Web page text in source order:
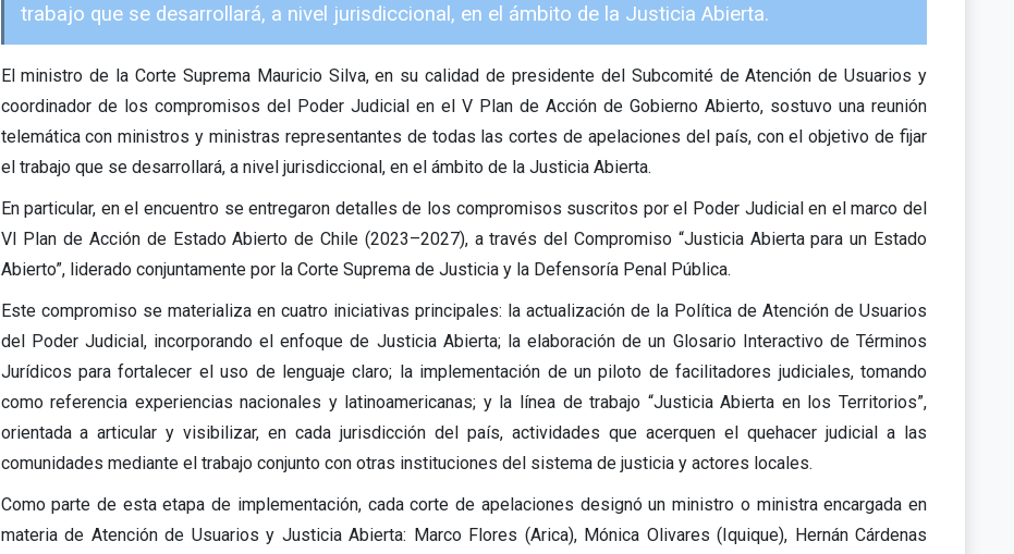
trabajo que se desarrollará, a nivel jurisdiccional, en el ámbito de la Justicia Abierta.
El ministro de la Corte Suprema Mauricio Silva, en su calidad de presidente del Subcomité de Atención de Usuarios y
coordinador de los compromisos del Poder Judicial en el V Plan de Acción de Gobierno Abierto, sostuvo una reunión
telemática con ministros y ministras representantes de todas las cortes de apelaciones del país, con el objetivo de fijar
el trabajo que se desarrollará, a nivel jurisdiccional, en el ámbito de la Justicia Abierta.
En particular, en el encuentro se entregaron detalles de los compromisos suscritos por el Poder Judicial en el marco del
VI Plan de Acción de Estado Abierto de Chile (2023–2027), a través del Compromiso “Justicia Abierta para un Estado
Abierto”, liderado conjuntamente por la Corte Suprema de Justicia y la Defensoría Penal Pública.
Este compromiso se materializa en cuatro iniciativas principales: la actualización de la Política de Atención de Usuarios
del Poder Judicial, incorporando el enfoque de Justicia Abierta; la elaboración de un Glosario Interactivo de Términos
Jurídicos para fortalecer el uso de lenguaje claro; la implementación de un piloto de facilitadores judiciales, tomando
como referencia experiencias nacionales y latinoamericanas; y la línea de trabajo “Justicia Abierta en los Territorios”,
orientada a articular y visibilizar, en cada jurisdicción del país, actividades que acerquen el quehacer judicial a las
comunidades mediante el trabajo conjunto con otras instituciones del sistema de justicia y actores locales.
Como parte de esta etapa de implementación, cada corte de apelaciones designó un ministro o ministra encargada en
materia de Atención de Usuarios y Justicia Abierta: Marco Flores (Arica), Mónica Olivares (Iquique), Hernán Cárdenas